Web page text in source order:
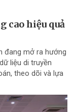
cao hiệu quả
đang mở ra hướng
liệu di truyền
theo dõi và lựa